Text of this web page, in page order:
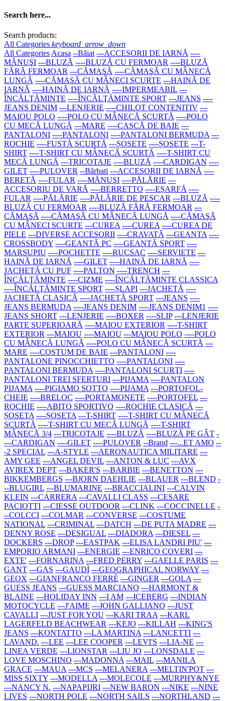
Search here...
Search products:
All Categories keyboard_arrow_down
All Categories Acasa --Băiat ---ACCESORII DE IARNĂ ----
MĂNUŞI ---BLUZĂ ----BLUZĂ CU FERMOAR ----BLUZĂ
FĂRĂ FERMOAR ---CĂMAŞĂ ----CĂMAŞĂ CU MÂNECĂ
LUNGĂ ----CĂMAŞĂ CU MÂNECI SCURTE ---HAINĂ DE
IARNĂ ----HAINĂ DE IARNĂ ----IMPERMEABIL ---
ÎNCĂLŢĂMINTE ----ÎNCĂLŢĂMINTE SPORT ---JEANS ----
JEANS DENIM ---LENJERIE ----CHILOT CONTENITIV ---
MAIOU POLO ----POLO CU MÂNECĂ SCURTĂ ----POLO
CU MECĂ LUNGĂ ---MARE ----CASCĂ DE BAIE ---
PANTALONI ----PANTALONI ----PANTALONI BERMUDA ---
ROCHIE ----FUSTĂ SCURTĂ ---ȘOSETE ----ȘOSETE ---T-
SHIRT ----T-SHIRT CU MÂNECĂ SCURTĂ ----T-SHIRT CU
MECĂ LUNGĂ ---TRICOTAJE ----BLUZĂ ----CARDIGAN ----
GILET ----PULOVER --Bărbati ---ACCESORII DE IARNĂ ----
BERETĂ ----FULAR ----MĂNUŞI ----PĂLĂRIE ---
ACCESORIU DE VARĂ ----BERRETTO ----EȘARFĂ ----
FULAR ----PĂLĂRIE ----PĂLĂRIE DE PESCAR ---BLUZĂ ----
BLUZĂ CU FERMOAR ----BLUZĂ FĂRĂ FERMOAR ---
CĂMAŞĂ ----CĂMAŞĂ CU MÂNECĂ LUNGĂ ----CĂMAŞĂ
CU MÂNECI SCURTE ---CUREA ----CUREA ----CUREA DE
PIELE ---DIVERSE ACCESORII ----CRAVATĂ ---GEANTA ----
CROSSBODY ----GEANTĂ PC ----GEANTĂ SPORT ----
MARSUPIU ----POCHETTE ----RUCSAC ----SERVIETE ---
HAINĂ DE IARNĂ ----GILET ----HAINĂ DE IARNĂ ----
JACHETĂ CU PUF ----PALTON ----TRENCH ---
ÎNCĂLŢĂMINTE ----CIZME ----ÎNCĂLŢĂMINTE CLASSICA
----ÎNCĂLŢĂMINTE SPORT ----ȘLAPI ---JACHETĂ ----
JACHETĂ CLASICĂ ----JACHETĂ SPORT ---JEANS ----
JEANS BERMUDA ----JEANS DENIM ----JEANS DENIM1 ----
JEANS SHORT ---LENJERIE ----BOXER ----SLIP ---LENJERIE
PARTE SUPERIOARĂ ----MAIOU EXTERIOR ----T-SHIRT
EXTERIOR ---MAIOU ----MAIOU ---MAIOU POLO ----POLO
CU MÂNECĂ LUNGĂ ----POLO CU MÂNECĂ SCURTĂ ---
MARE ----COSTUM DE BAIE ---PANTALONI ----
PANTALONE PINOCCHIETTO ----PANTALONI ----
PANTALONI BERMUDA ----PANTALONI SCURŢI ----
PANTALONI TREI SFERTURI ---PIJAMA ----PANTALON
PIJAMA ----PIGIAMO SOTTO ----PIJAMA ---PORTOFOL-
CHEIE ----BRELOC ----PORTAMONETE ----PORTOFEL ---
ROCHIE ----ABITO SPORTIVO ----ROCHIE CLASICĂ ---
ȘOSETA ----ȘOSETA ---T-SHIRT ----T-SHIRT CU MÂNECĂ
SCURTĂ ----T-SHIRT CU MECĂ LUNGĂ ----T-SHIRT
MÂNECĂ 3/4 ---TRICOTAJE ----BLUZĂ ----BLUZĂ PE GÂT -
---CARDIGAN ----GILET ----PULOVER --Brand ---...ET AMO --
-2 SPECIAL ---A-STYLE ---AERONAUTICA MILITARE ---
AMY GEE ---ANGEL DEVIL ---ANTON & LUC ---AVX
AVIREX DEPT ---BAKER'S ---BARBIE ---BENETTON ---
BIKKEMBERGS ---BJORN DAEHLIE ---BLAUER ---BLEND -
--BLUGIRL ---BLUMARINE ---BRACCIALINI ---CALVIN
KLEIN ---CARRERA ---CAVALLI CLASS ---CESARE
PACIOTTI ---CIESSE OUTDOOR ---CLINK ---COCCINELLE -
--COLCCI ---COLMAR ---CONVERSE ---COSTUME
NATIONAL ---CRIMINAL ---DATCH ---DE PUTA MADRE ---
DENNY ROSE ---DESIGUAL ---DIADORA ---DIESEL ---
DOCKERS ---DROP ---EASTPAK ---ELISA LANDRI PIU' ---
EMPORIO ARMANI ---ENERGIE ---ENRICO COVERI ---
EXTE' ---FORNARINA ---FRED PERRY ---GAELLE PARIS ---
GANT ---GAS ---GAUDÌ ---GEOGRAPHICAL NORWAY ---
GEOX ---GIANFRANCO FERRÈ ---GINGER ---GOLA ---
GUESS JEANS ---GUESS MARCIANO ---HARMONT &
BLAINE ---HOLIDAY INN ---I AM ---ICEBERG ---INDIAN
MOTOCYCLE ---J'AIME ---JOHN GALLIANO ---JUST
CAVALLI ---JUST FOR YOU ---KARI TRAA ---KARL
LAGERFELD BEACHWEAR ---KEJO ---KILLAH ---KING'S
JEANS ---KONTATTO ---LA MARTINA ---LANCETTI ---
LAVAND. ---LEE ---LEE COOPER ---LEVI'S ---LIA-NE ---
LINEA VERDE ---LIONSTAR ---LIU JO ---LONSDALE ---
LOVE MOSCHINO ---MADONNA ---MAIL ---MANILA
GRACE ---MAUA ---MCS ---MELANERA ---MELTIN'POT ---
MISS SIXTY ---MODELLA ---MOLECOLE ---MURPHY&NYE
---NANCY N. ---NAPAPIJRI ---NEW BARON ---NIKE ---NINE
LIVES ---NORTH POLE ---NORTH SAILS ---NORTHLAND ---